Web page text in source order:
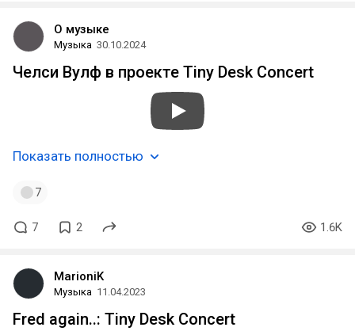
О музыке
Музыка 30.10.2024
Челси Вулф в проекте Tiny Desk Concert
Показать полностью
7
7 2 1.6K
MarioniK
Музыка 11.04.2023
Fred again..: Tiny Desk Concert